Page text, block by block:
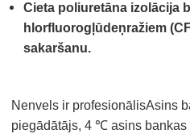
Cieta poliuretāna izolācija
hlorfluorogļūdeņražiem
sakaršanu.
Nenvels ir profesionālisAsins
piegādātājs, 4 ℃ asins bankas